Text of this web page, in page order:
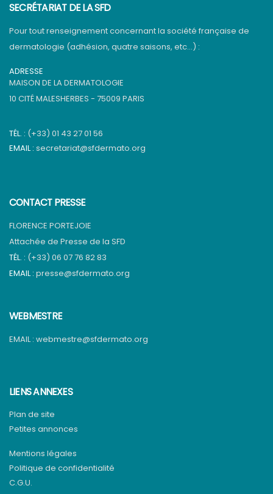
SECRÉTARIAT DE LA SFD
Pour tout renseignement concernant la société française de
dermatologie (adhésion, quatre saisons, etc…) :
ADRESSE
MAISON DE LA DERMATOLOGIE
10 CITÉ MALESHERBES - 75009 PARIS
TÉL. : (+33) 01 43 27 01 56
EMAIL : secretariat@sfdermato.org
CONTACT PRESSE
FLORENCE PORTEJOIE
Attachée de Presse de la SFD
TÉL. : (+33) 06 07 76 82 83
EMAIL : presse@sfdermato.org
WEBMESTRE
EMAIL : webmestre@sfdermato.org
LIENS ANNEXES
Plan de site
Petites annonces
Mentions légales
Politique de confidentialité
C.G.U.